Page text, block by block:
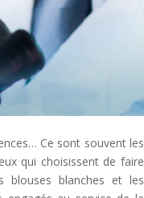
Ce sont souvent les
qui choisissent de faire
blouses blanches et les